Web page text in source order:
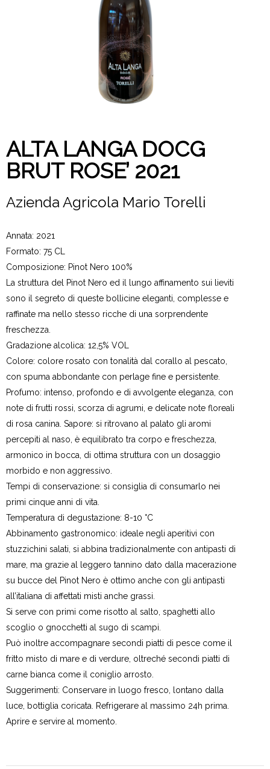
ALTA LANGA DOCG
BRUT ROSE’ 2021
Azienda Agricola Mario Torelli
Annata: 2021
Formato: 75 CL
Composizione: Pinot Nero 100%
La struttura del Pinot Nero ed il lungo affinamento sui lieviti
sono il segreto di queste bollicine eleganti, complesse e
raffinate ma nello stesso ricche di una sorprendente
freschezza.
Gradazione alcolica: 12,5% VOL
Colore: colore rosato con tonalità dal corallo al pescato,
con spuma abbondante con perlage fine e persistente.
Profumo: intenso, profondo e di avvolgente eleganza, con
note di frutti rossi, scorza di agrumi, e delicate note floreali
di rosa canina. Sapore: si ritrovano al palato gli aromi
percepiti al naso, è equilibrato tra corpo e freschezza,
armonico in bocca, di ottima struttura con un dosaggio
morbido e non aggressivo.
Tempi di conservazione: si consiglia di consumarlo nei
primi cinque anni di vita.
Temperatura di degustazione: 8-10 °C
Abbinamento gastronomico: ideale negli aperitivi con
stuzzichini salati, si abbina tradizionalmente con antipasti di
mare, ma grazie al leggero tannino dato dalla macerazione
su bucce del Pinot Nero è ottimo anche con gli antipasti
all’italiana di affettati misti anche grassi.
Si serve con primi come risotto al salto, spaghetti allo
scoglio o gnocchetti al sugo di scampi.
Può inoltre accompagnare secondi piatti di pesce come il
fritto misto di mare e di verdure, oltreché secondi piatti di
carne bianca come il coniglio arrosto.
Suggerimenti: Conservare in luogo fresco, lontano dalla
luce, bottiglia coricata. Refrigerare al massimo 24h prima.
Aprire e servire al momento.